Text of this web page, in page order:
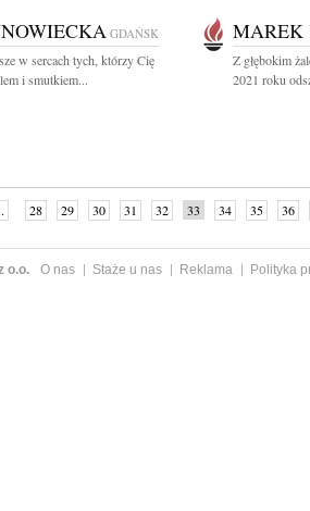
GDAŃSK
w sercach tych, którzy Cię
i smutkiem...
MAREK
Z głębokim
2021 roku
28 29 30 31 32 33 34 35
36
o.o. O nas Staże u nas Reklama
Polityka